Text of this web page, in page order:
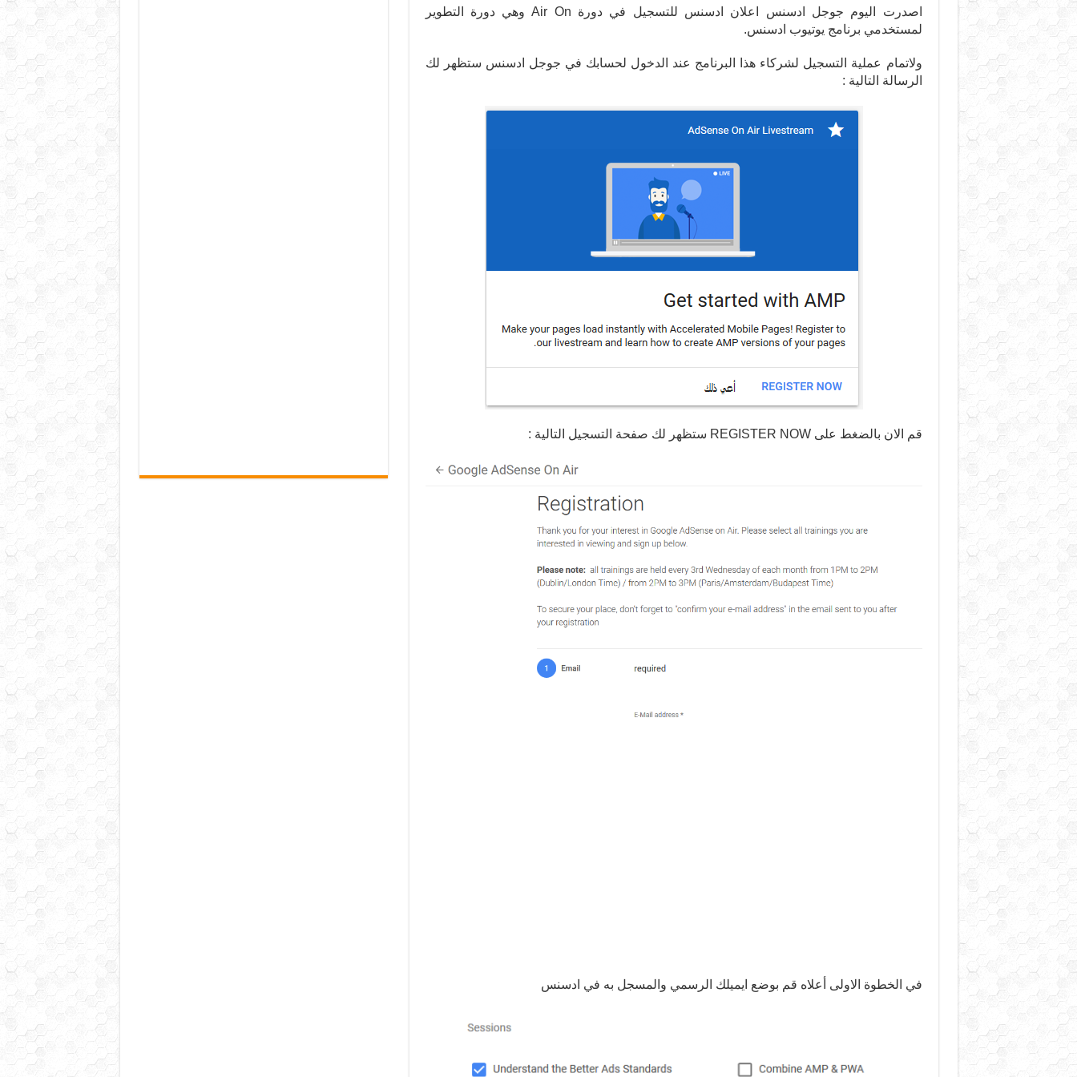
اصدرت اليوم جوجل ادسنس اعلان ادسنس للتسجيل في دورة Air On وهي دورة التطوير
لمستخدمي برنامج يوتيوب ادسنس.
ولاتمام عملية التسجيل لشركاء هذا البرنامج عند الدخول لحسابك في جوجل ادسنس ستظهر لك
الرسالة التالية :
قم الان بالضغط على REGISTER NOW ستظهر لك صفحة التسجيل التالية :
في الخطوة الاولى أعلاه قم بوضع ايميلك الرسمي والمسجل به في ادسنس